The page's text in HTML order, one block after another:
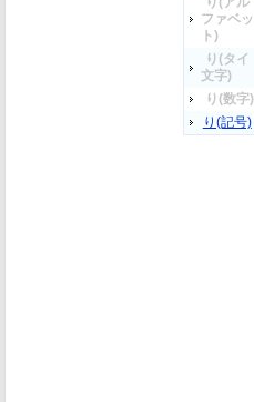
ファベッ
ト)
り(タイ
文字)
り(数字)
り(記号)